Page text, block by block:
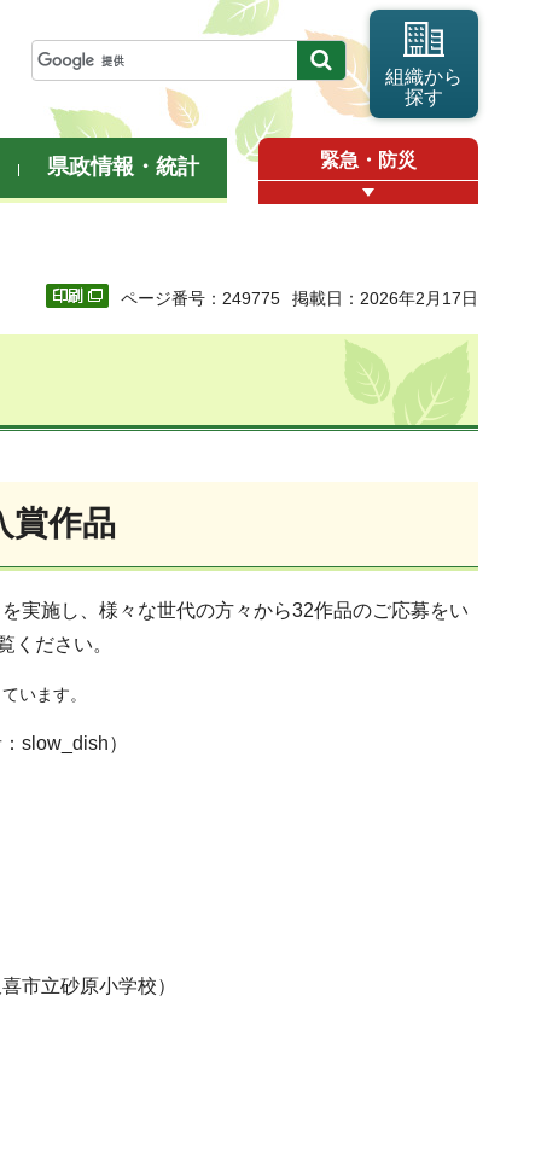
組織から
探す
県政情報・統計 緊急・防災
ページ番号：249775 掲載日：2026年2月17日
賞作品
実施し、様々な世代の方々から32作品のご応募をい
ください。
います。
slow_dish）
市立砂原小学校）